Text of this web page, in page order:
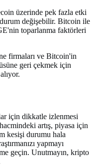
üzerinde pek fazla etki
değişebilir. Bitcoin ile
toparlanma faktörleri
firmaları ve Bitcoin'in
geri çekmek için
için dikkatle izlenmesi
artış, piyasa için
kesişi durumu hala
yapmayı
geçin. Unutmayın, kripto